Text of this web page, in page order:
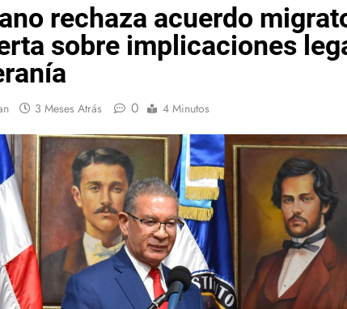
rechaza acuerdo
sobre implicaciones
3 Meses Atrás 0 4 Minutos